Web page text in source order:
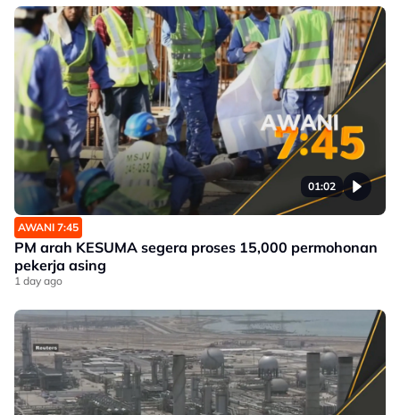
01:02
AWANI 7:45
PM arah KESUMA segera proses 15,000 permohonan
pekerja asing
1 day ago